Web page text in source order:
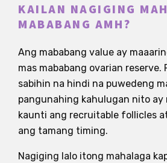
KAILAN NAGIGING
MABABANG AMH?
Ang mababang value ay
mas mababang ovarian reserve.
sabihin na hindi na puwedeng
pangunahing kahulugan nito ay
kaunti ang recruitable follicles
ang tamang timing.
Nagiging lalo itong mahalaga